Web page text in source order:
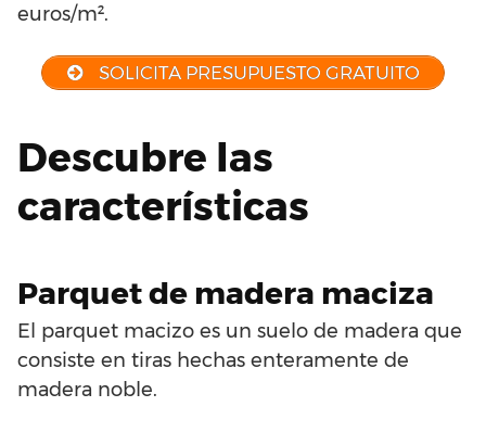
euros/m².
SOLICITA PRESUPUESTO GRATUITO
Descubre las
características
Parquet de madera maciza
El parquet macizo es un suelo de madera que
consiste en tiras hechas enteramente de
madera noble.